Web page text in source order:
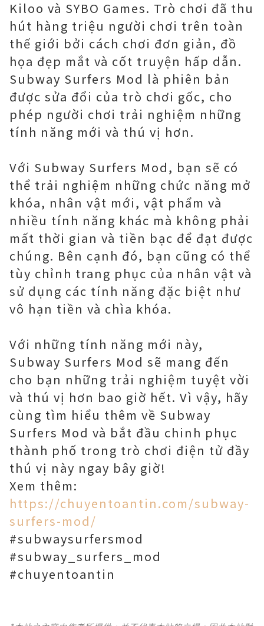
Kiloo và SYBO Games. Trò chơi đã thu
hút hàng triệu người chơi trên toàn
thế giới bởi cách chơi đơn giản, đồ
họa đẹp mắt và cốt truyện hấp dẫn.
Subway Surfers Mod là phiên bản
được sửa đổi của trò chơi gốc, cho
phép người chơi trải nghiệm những
tính năng mới và thú vị hơn.
Với Subway Surfers Mod, bạn sẽ có
thể trải nghiệm những chức năng mở
khóa, nhân vật mới, vật phẩm và
nhiều tính năng khác mà không phải
mất thời gian và tiền bạc để đạt được
chúng. Bên cạnh đó, bạn cũng có thể
tùy chỉnh trang phục của nhân vật và
sử dụng các tính năng đặc biệt như
vô hạn tiền và chìa khóa.
Với những tính năng mới này,
Subway Surfers Mod sẽ mang đến
cho bạn những trải nghiệm tuyệt vời
và thú vị hơn bao giờ hết. Vì vậy, hãy
cùng tìm hiểu thêm về Subway
Surfers Mod và bắt đầu chinh phục
thành phố trong trò chơi điện tử đầy
thú vị này ngay bây giờ!
Xem thêm:
https://chuyentoantin.com/subway-
surfers-mod/
#subwaysurfersmod
#subway_surfers_mod
#chuyentoantin